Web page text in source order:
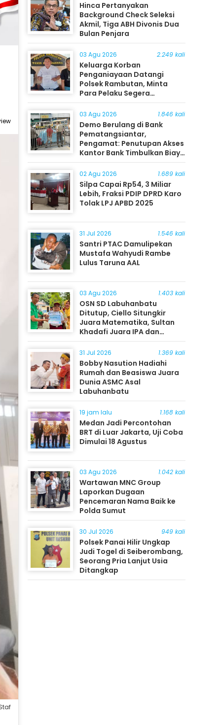
Hinca Pertanyakan
Background Check Seleksi
Akmil, Tiga ABH Divonis Dua
Bulan Penjara
03 Agu 2026 2.249 kali
Keluarga Korban
Penganiayaan Datangi
Polsek Rambutan, Minta
Para Pelaku Segera
Ditangkap
03 Agu 2026 1.846 kali
Demo Berulang di Bank
Pematangsiantar,
Pengamat: Penutupan Akses
Kantor Bank Timbulkan Biaya
Ekonomi bagi Masyarakat
02 Agu 2026 1.689 kali
Silpa Capai Rp54, 3 Miliar
Lebih, Fraksi PDIP DPRD Karo
Tolak LPJ APBD 2025
31 Jul 2026 1.546 kali
Santri PTAC Damulipekan
Mustafa Wahyudi Rambe
Lulus Taruna AAL
03 Agu 2026 1.403 kali
OSN SD Labuhanbatu
Ditutup, Ciello Situngkir
Juara Matematika, Sultan
Khadafi Juara IPA dan
Timothy Rangkuti Juara IPS
31 Jul 2026 1.369 kali
Bobby Nasution Hadiahi
Rumah dan Beasiswa Juara
Dunia ASMC Asal
Labuhanbatu
19 jam lalu 1.168 kali
Medan Jadi Percontohan
BRT di Luar Jakarta, Uji Coba
Dimulai 18 Agustus
03 Agu 2026 1.042 kali
Wartawan MNC Group
Laporkan Dugaan
Pencemaran Nama Baik ke
Polda Sumut
30 Jul 2026 949 kali
Polsek Panai Hilir Ungkap
Judi Togel di Seiberombang,
Seorang Pria Lanjut Usia
Ditangkap